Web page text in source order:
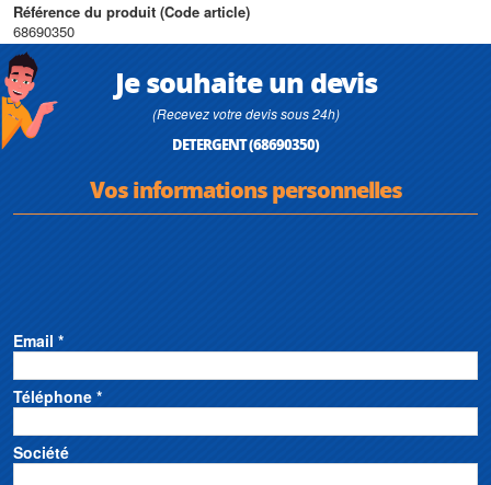
Référence du produit (Code article)
68690350
Je souhaite un devis
(Recevez votre devis sous 24h)
DETERGENT (68690350)
Vos informations personnelles
Email *
Téléphone *
Société